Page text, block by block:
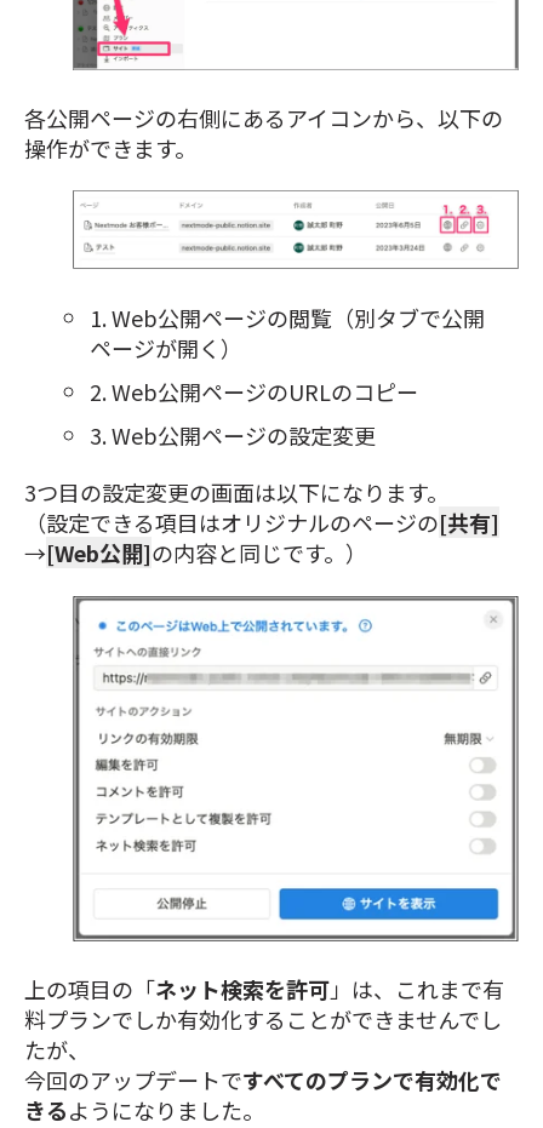
各公開ページの右側にあるアイコンから、以下の
操作ができます。
1. Web公開ページの閲覧（別タブで公開
ページが開く）
2. Web公開ページのURLのコピー
3. Web公開ページの設定変更
3つ目の設定変更の画面は以下になります。
（設定できる項目はオリジナルのページの[共有]
→[Web公開]の内容と同じです。）
上の項目の「ネット検索を許可」は、これまで有
料プランでしか有効化することができませんでし
たが、
今回のアップデートですべてのプランで有効化で
きるようになりました。